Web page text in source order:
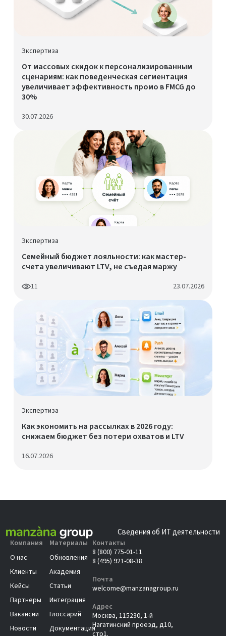
Экспертиза
От массовых скидок к персонализированным
сценариям: как поведенческая сегментация
увеличивает эффективность промо в FMCG до
30%
30.07.2026
Экспертиза
Семейный бюджет лояльности: как мастер-
счета увеличивают LTV, не съедая маржу
11 23.07.2026
Экспертиза
Как экономить на рассылках в 2026 году:
снижаем бюджет без потери охватов и LTV
16.07.2026
Сведения об ИТ деятельности
Компания
О нас
Клиенты
Кейсы
Партнеры
Вакансии
Новости
Материалы
Обновления
Академия
Статьи
Интеграция
Глоссарий
Документация
Контакты
8 (800) 775-01-11
8 (495) 921-08-38
Почта
welcome@manzanagroup.ru
Адрес
Москва, 115230, 1-й
Нагатинский проезд, д10,
стр1.